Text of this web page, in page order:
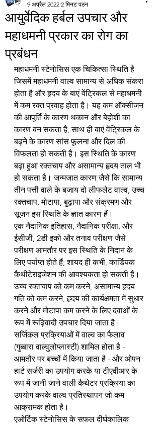
आयुर्वेदिक हर्बल उपचार और
महाधमनी प्रकार का रोग का
प्रबंधन
9 अप्रैल 2022 2 मिनट पठन
महाधमनी स्टेनोसिस एक चिकित्सा स्थिति है
जिसमें महाधमनी वाल्व सामान्य से अधिक संकरा
होता है और हृदय के बाएं वेंट्रिकल से महाधमनी
में कम रक्त प्रवाह होता है। यह कम ऑक्सीजन
की आपूर्ति के कारण थकान और बेहोशी का
कारण बन सकता है, साथ ही बाएं वेंट्रिकल के
बढ़ने के कारण सांस फूलना और दिल की
विफलता हो सकती है। इस स्थिति के कारण
बढ़ा हुआ रक्तचाप और असामान्य हृदय ताल भी
हो सकता है। जन्मजात कारण जैसे कि सामान्य
तीन पत्ती वाले के बजाय दो लीफलेट वाल्व, उच्च
रक्तचाप, मोटापा, बुढ़ापा और संक्रमण और
सूजन इस स्थिति के ज्ञात कारण हैं।
एक नैदानिक ​​इतिहास, नैदानिक ​​परीक्षा, और
ईसीजी, 2डी इको और तनाव परीक्षण जैसे
परीक्षण आमतौर पर इस स्थिति के निदान के
लिए पर्याप्त होते हैं; शायद ही कभी, कार्डियक
कैथीटेराइजेशन की आवश्यकता हो सकती है।
उच्च रक्तचाप को कम करने, असामान्य हृदय
गति को कम करने, हृदय की कार्यक्षमता में सुधार
करने और मोटापा कम करने के लिए दवाओं के
रूप में रूढ़िवादी उपचार दिया जाता है।
सर्जिकल प्रक्रियाओं में वाल्व का फैलाव
(गुब्बारा वाल्वुलोप्लास्टी) शामिल होता है -
आमतौर पर बच्चों में किया जाता है - और ओपन
हार्ट सर्जरी का उपयोग करके या टीएवीआर के
रूप में जानी जाने वाली कैथेटर प्रक्रिया का
उपयोग करके वाल्व प्रतिस्थापन जो कम
आक्रामक होता है।
एओर्टिक स्टेनोसिस के सफल दीर्घकालिक